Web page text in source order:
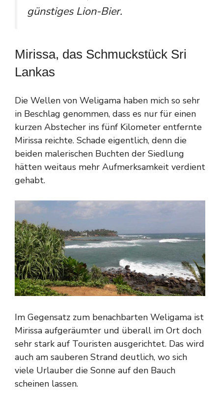
günstiges Lion-Bier.
Mirissa, das Schmuckstück Sri
Lankas
Die Wellen von Weligama haben mich so sehr
in Beschlag genommen, dass es nur für einen
kurzen Abstecher ins fünf Kilometer entfernte
Mirissa reichte. Schade eigentlich, denn die
beiden malerischen Buchten der Siedlung
hätten weitaus mehr Aufmerksamkeit verdient
gehabt.
Im Gegensatz zum benachbarten Weligama ist
Mirissa aufgeräumter und überall im Ort doch
sehr stark auf Touristen ausgerichtet. Das wird
auch am sauberen Strand deutlich, wo sich
viele Urlauber die Sonne auf den Bauch
scheinen lassen.